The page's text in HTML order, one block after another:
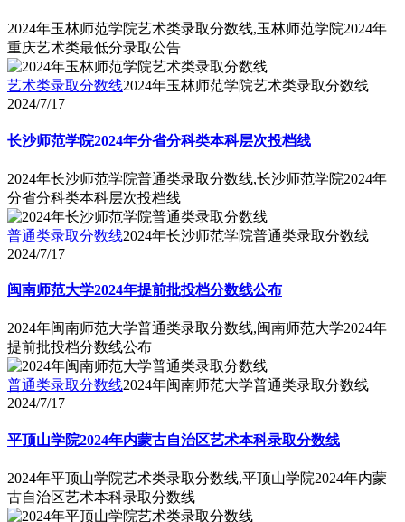
2024年玉林师范学院艺术类录取分数线,玉林师范学院2024年
重庆艺术类最低分录取公告
艺术类录取分数线2024年玉林师范学院艺术类录取分数线
2024/7/17
长沙师范学院2024年分省分科类本科层次投档线
2024年长沙师范学院普通类录取分数线,长沙师范学院2024年
分省分科类本科层次投档线
普通类录取分数线2024年长沙师范学院普通类录取分数线
2024/7/17
闽南师范大学2024年提前批投档分数线公布
2024年闽南师范大学普通类录取分数线,闽南师范大学2024年
提前批投档分数线公布
普通类录取分数线2024年闽南师范大学普通类录取分数线
2024/7/17
平顶山学院2024年内蒙古自治区艺术本科录取分数线
2024年平顶山学院艺术类录取分数线,平顶山学院2024年内蒙
古自治区艺术本科录取分数线